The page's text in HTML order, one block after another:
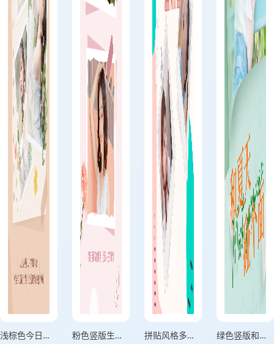
浅棕色今日份美丽个人心情海报 粉色竖版生活中的约定海报 拼贴风格多欢喜正方形日常生活记录海报 绿色竖版和夏天碰面生活记录海报